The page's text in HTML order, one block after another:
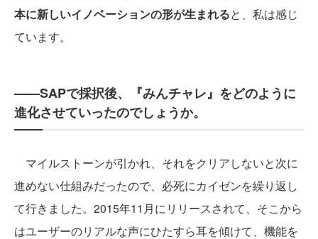
本に新しいイノベーションの形が生まれると、私は感じ
ています。
——SAPで採択後、『みんチャレ』をどのように
進化させていったのでしょうか。
マイルストーンが引かれ、それをクリアしないと次に
進めない仕組みだったので、必死にカイゼンを繰り返し
て行きました。2015年11月にリリースされて、そこから
はユーザーのリアルな声にひたすら耳を傾けて、機能を